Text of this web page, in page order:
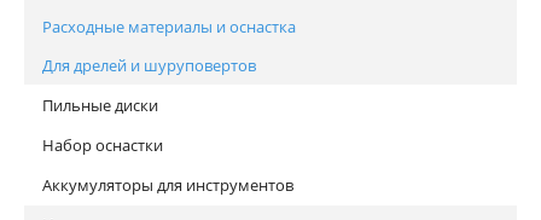
Расходные материалы и оснастка
Для дрелей и шуруповертов
Пильные диски
Набор оснастки
Аккумуляторы для инструментов